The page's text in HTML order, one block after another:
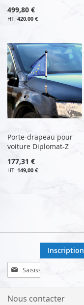
499,80 €
420,00 €
Porte-drapeau pour
voiture Diplomat-Z
177,31 €
149,00 €
Inscription
à
notre
lettre
Inscription
Nous contacter